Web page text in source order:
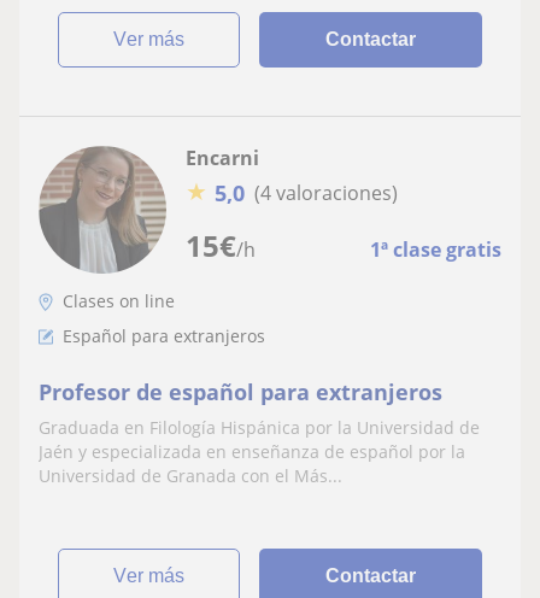
ver más Contactar
15€/h 1ª clase gratis
Encarni
★ 5,0 (4 valoraciones)
Clases on line
Español para extranjeros
Profesor de español para extranjeros
Graduada en Filología Hispánica por la Universidad de
Jaén y especializada en enseñanza de español por la
Universidad de Granada con el Más...
ver más Contactar